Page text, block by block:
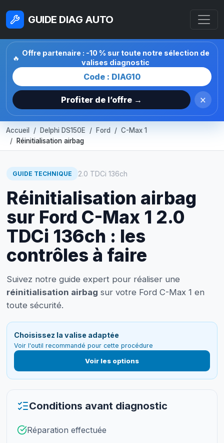
GUIDE DIAG AUTO
🔥
Offre partenaire : -10 % sur toute notre sélection de
valises diagnostic
Code : DIAG10
Profiter de l’offre → ×
Accueil Delphi DS150E Ford
C-Max 1
Réinitialisation airbag
GUIDE TECHNIQUE 2.0 TDCi 136ch
Réinitialisation airbag
sur Ford C-Max 1 2.0
TDCi 136ch : les
contrôles à faire
Suivez notre guide expert pour réaliser une
réinitialisation airbag sur votre Ford C-Max 1 en
toute sécurité.
Choisissez la valise adaptée
Voir l'outil recommandé pour cette procédure
Voir les options
Conditions avant diagnostic
Réparation effectuée